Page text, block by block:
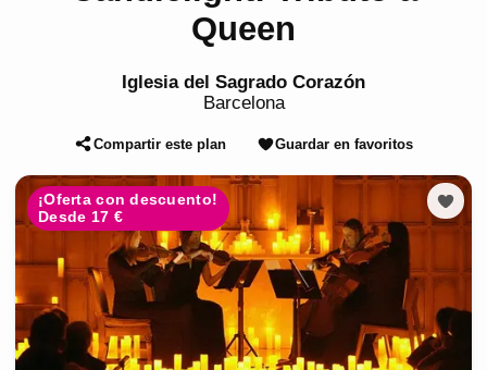
Queen
Iglesia del Sagrado Corazón
Barcelona
Compartir este plan Guardar en favoritos
¡Oferta con descuento!
Desde 17 €